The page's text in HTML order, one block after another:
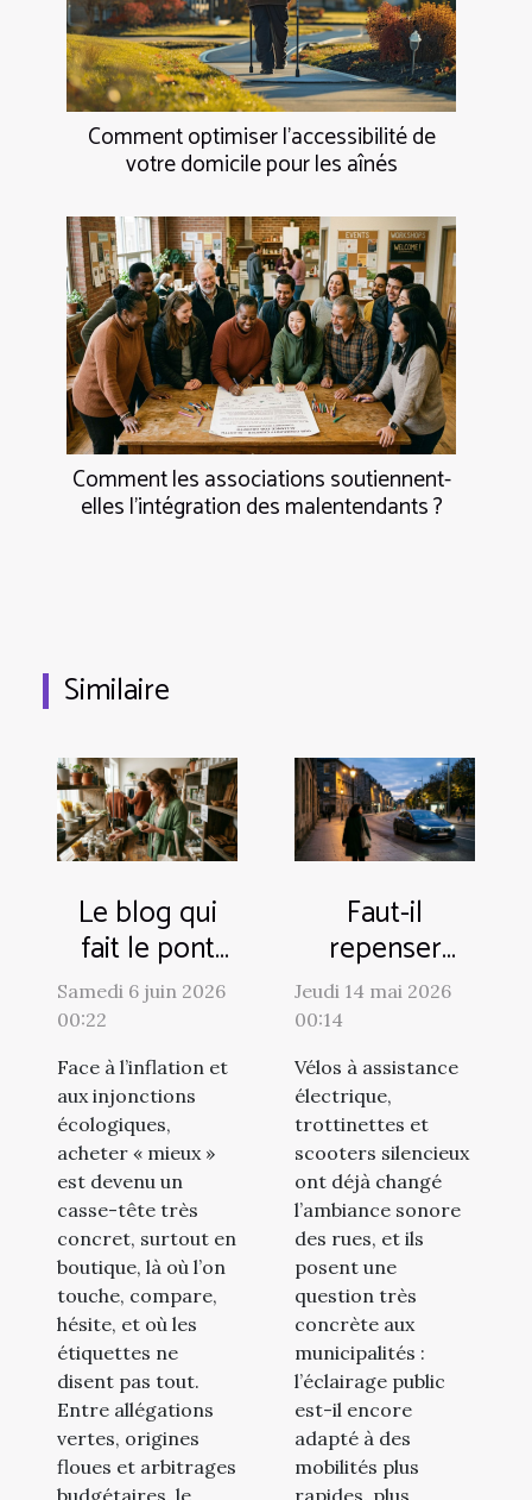
Comment optimiser l'accessibilité de
votre domicile pour les aînés
Comment les associations soutiennent-
elles l'intégration des malentendants ?
Similaire
Le blog qui
fait le pont
entre
écologie et
achats
responsables
en boutique
Samedi 6 juin 2026
00:22
Face à l’inflation et
aux injonctions
écologiques,
acheter « mieux »
est devenu un
casse-tête très
concret, surtout en
boutique, là où l’on
touche, compare,
hésite, et où les
étiquettes ne
disent pas tout.
Entre allégations
vertes, origines
floues et arbitrages
budgétaires, le
Faut-il
repenser
l’éclairage de
nos villes à
l’ère des
transports
électriques ?
Jeudi 14 mai 2026
00:14
Vélos à assistance
électrique,
trottinettes et
scooters silencieux
ont déjà changé
l’ambiance sonore
des rues, et ils
posent une
question très
concrète aux
municipalités :
l’éclairage public
est-il encore
adapté à des
mobilités plus
rapides, plus